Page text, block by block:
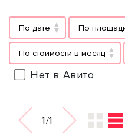
По дате По
По стоимости в месяц
Нет в Авито
1/1